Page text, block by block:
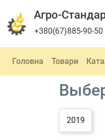
Агро-
+380(67)885-90-50
Головна Товари
2019